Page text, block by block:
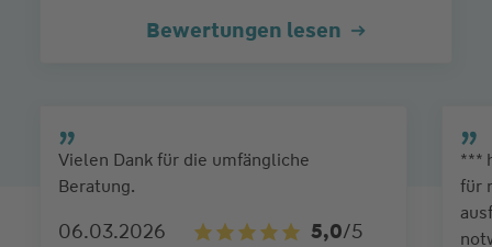
Bewertungen lesen
Vielen Dank für die umfängliche
Beratung.
06.03.2026 5,0/5
***
für